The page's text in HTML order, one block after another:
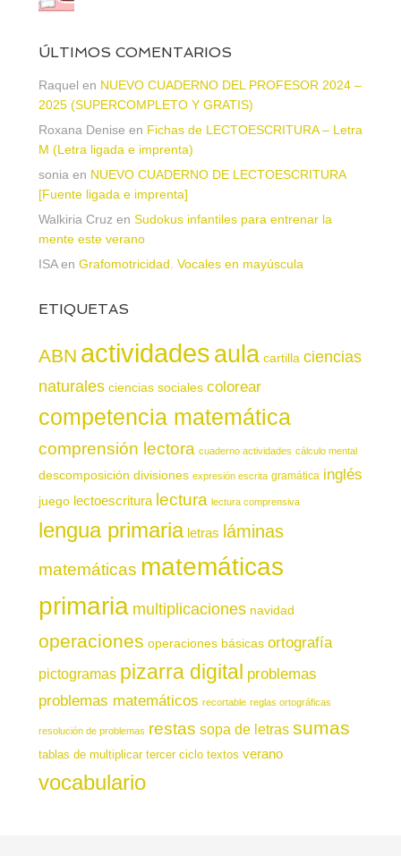
ÚLTIMOS COMENTARIOS
Raquel en NUEVO CUADERNO DEL PROFESOR 2024 –
2025 (SUPERCOMPLETO Y GRATIS)
Roxana Denise en Fichas de LECTOESCRITURA – Letra
M (Letra ligada e imprenta)
sonia en NUEVO CUADERNO DE LECTOESCRITURA
[Fuente ligada e imprenta]
Walkiria Cruz en Sudokus infantiles para entrenar la
mente este verano
ISAen Grafomotricidad. Vocales en mayúscula
ETIQUETAS
ABN actividadesaula cartilla ciencias
naturales ciencias sociales colorear
competencia matemática
comprensión lectora cuaderno actividades cálculo mental
descomposición divisiones expresión escrita gramática inglés
juego lectoescritura lectura lectura comprensiva
lengua primaria letras láminas
matemáticas matemáticas
primaria multiplicaciones navidad
operaciones operaciones básicas ortografía
pictogramas pizarra digital problemas
problemas matemáticos recortable reglas ortográficas
resolución de problemas restas sopa de letras sumas
tablas de multiplicar tercer ciclo textos verano
vocabulario